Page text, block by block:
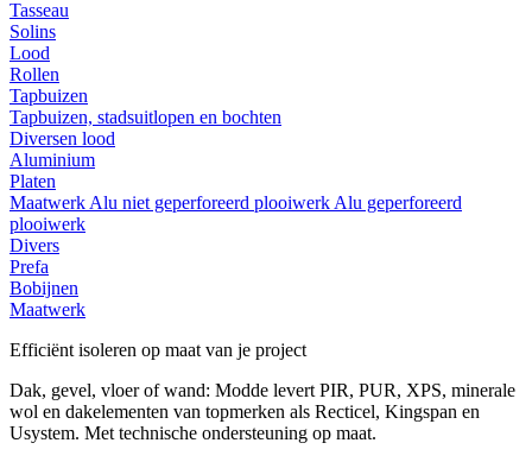
Tasseau
Solins
Lood
Rollen
Tapbuizen
Tapbuizen, stadsuitlopen en bochten
Diversen lood
Aluminium
Platen
Maatwerk Alu niet geperforeerd plooiwerk Alu geperforeerd
plooiwerk
Divers
Prefa
Bobijnen
Maatwerk
Efficiënt isoleren op maat van je project
Dak, gevel, vloer of wand: Modde levert PIR, PUR, XPS, minerale
wol en dakelementen van topmerken als Recticel, Kingspan en
Usystem. Met technische ondersteuning op maat.